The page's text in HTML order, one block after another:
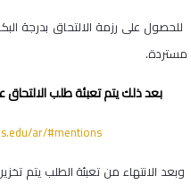
مستردة.
بعد ذلك يتم تعبئة طلب الالتحاق
ar/#mentions
وبعد الانتهاء من تعبئة الطلب يتم